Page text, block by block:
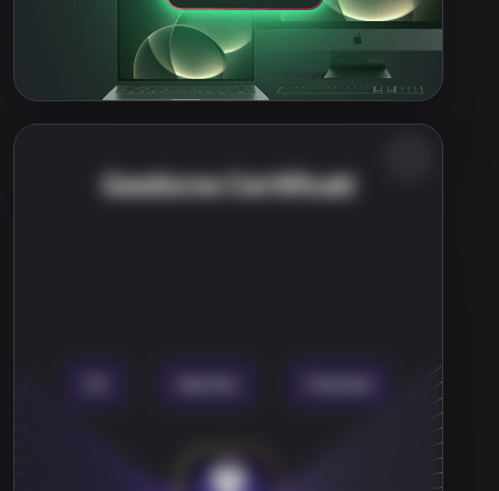
Gestione Certificati